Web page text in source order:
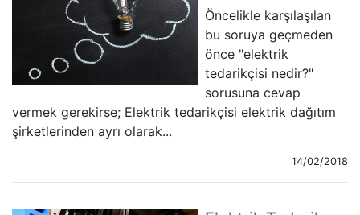
Öncelikle karşılaşılan
bu soruya geçmeden
önce "elektrik
tedarikçisi nedir?"
sorusuna cevap
vermek gerekirse; Elektrik tedarikçisi elektrik dağıtım
şirketlerinden ayrı olarak...
14/02/2018